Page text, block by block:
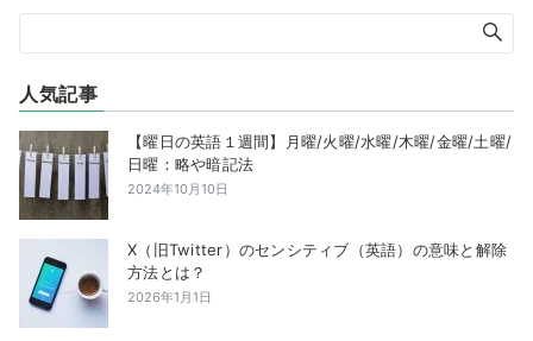
人気記事
【曜日の英語１週間】月曜/火曜/水曜/木曜/金曜/土曜/
日曜：略や暗記法
2024年10月10日
X（旧Twitter）のセンシティブ（英語）の意味と解除
方法とは？
2026年1月1日